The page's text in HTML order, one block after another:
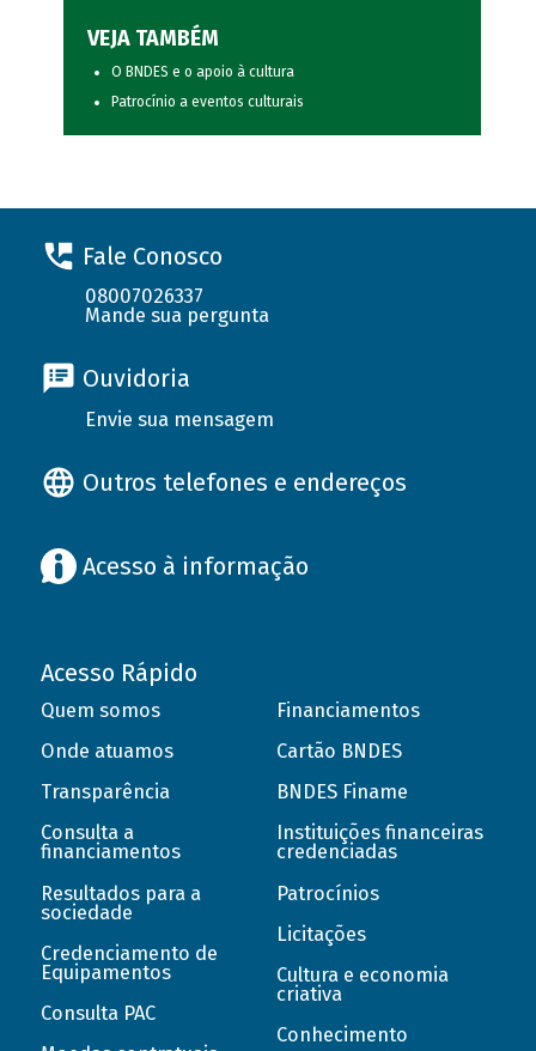
VEJA TAMBÉM
O BNDES e o apoio à cultura
Patrocínio a eventos culturais
Fale Conosco
08007026337
Mande sua pergunta
Ouvidoria
Envie sua mensagem
Outros telefones e endereços
Acesso à informação
Acesso Rápido
Quem somos
Onde atuamos
Transparência
Consulta a
financiamentos
Resultados para a
sociedade
Credenciamento de
Equipamentos
Consulta PAC
Financiamentos
Cartão BNDES
BNDES Finame
Instituições financeiras
credenciadas
Patrocínios
Licitações
Cultura e economia
criativa
Conhecimento